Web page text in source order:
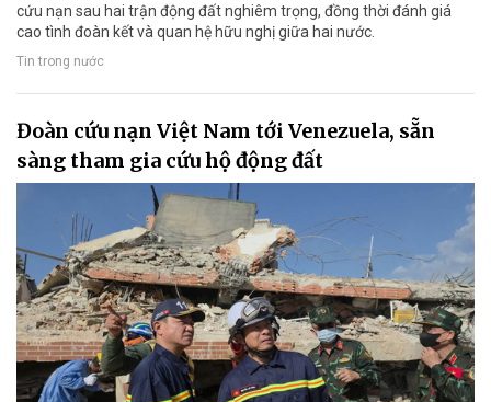
cứu nạn sau hai trận động đất nghiêm trọng, đồng thời đánh giá
cao tình đoàn kết và quan hệ hữu nghị giữa hai nước.
Tin trong nước
Đoàn cứu nạn Việt Nam tới Venezuela, sẵn
sàng tham gia cứu hộ động đất